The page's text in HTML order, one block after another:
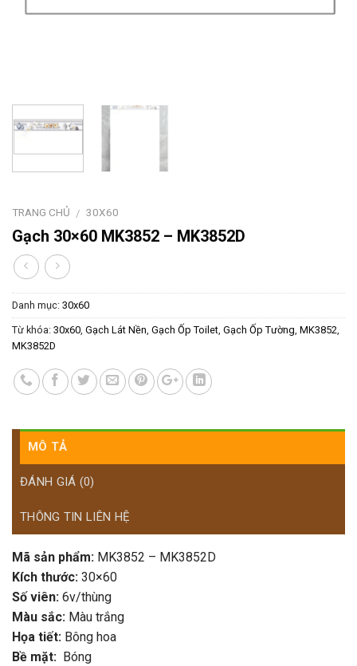
TRANG CHỦ / 30X60
Gạch 30×60 MK3852 – MK3852D
Danh mục: 30x60
Từ khóa: 30x60, Gạch Lát Nền, Gạch Ốp Toilet, Gạch Ốp Tường, MK3852,
MK3852D
MÔ TẢ
ĐÁNH GIÁ (0)
THÔNG TIN LIÊN HỆ
Mã sản phẩm: MK3852 – MK3852D
Kích thước: 30×60
Số viên: 6v/thùng
Màu sắc: Màu trắng
Họa tiết: Bông hoa
Bề mặt: Bóng